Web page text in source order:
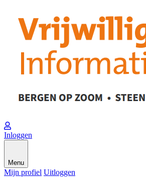
Inloggen
Menu
Mijn profiel Uitloggen